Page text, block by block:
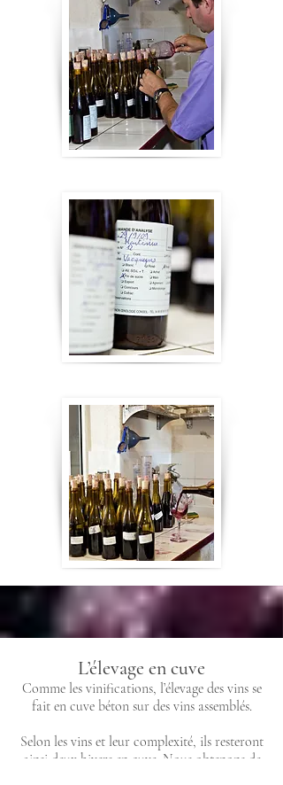
L’élevage en cuve
Comme les vinifications, l’élevage des vins se
fait en cuve béton sur des vins assemblés.
Selon les vins et leur complexité, ils resteront
ainsi deux hivers en cuve. Nous obtenons de